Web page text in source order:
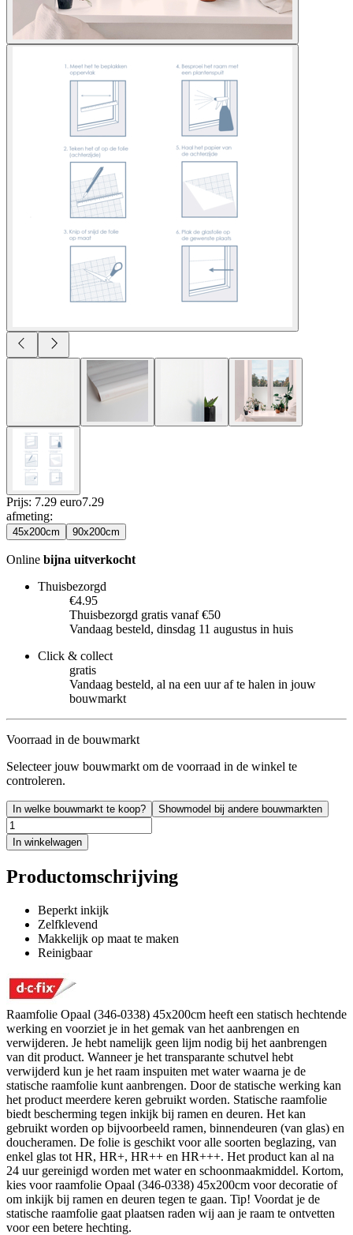
Prijs: 7.29 euro7.29
afmeting:
45x200cm 90x200cm
Online bijna uitverkocht
Thuisbezorgd
€4.95
Thuisbezorgd gratis vanaf €50
Vandaag besteld, dinsdag 11 augustus in huis
Click & collect
gratis
Vandaag besteld, al na een uur af te halen in jouw
bouwmarkt
Voorraad in de bouwmarkt
Selecteer jouw bouwmarkt om de voorraad in de winkel te
controleren.
In welke bouwmarkt te koop? Showmodel bij andere bouwmarkten
In winkelwagen
Productomschrijving
Beperkt inkijk
Zelfklevend
Makkelijk op maat te maken
Reinigbaar
Raamfolie Opaal (346-0338) 45x200cm heeft een statisch hechtende
werking en voorziet je in het gemak van het aanbrengen en
verwijderen. Je hebt namelijk geen lijm nodig bij het aanbrengen
van dit product. Wanneer je het transparante schutvel hebt
verwijderd kun je het raam inspuiten met water waarna je de
statische raamfolie kunt aanbrengen. Door de statische werking kan
het product meerdere keren gebruikt worden. Statische raamfolie
biedt bescherming tegen inkijk bij ramen en deuren. Het kan
gebruikt worden op bijvoorbeeld ramen, binnendeuren (van glas) en
doucheramen. De folie is geschikt voor alle soorten beglazing, van
enkel glas tot HR, HR+, HR++ en HR+++. Het product kan al na
24 uur gereinigd worden met water en schoonmaakmiddel. Kortom,
kies voor raamfolie Opaal (346-0338) 45x200cm voor decoratie of
om inkijk bij ramen en deuren tegen te gaan. Tip! Voordat je de
statische raamfolie gaat plaatsen raden wij aan je raam te ontvetten
voor een betere hechting.